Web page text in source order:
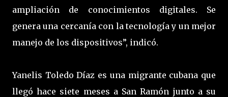
ampliación de conocimientos digitales. Se
genera una cercanía con la tecnología y un mejor
manejo de los dispositivos”, indicó.
Yanelis Toledo Díaz es una migrante cubana que
llegó hace siete meses a San Ramón junto a su